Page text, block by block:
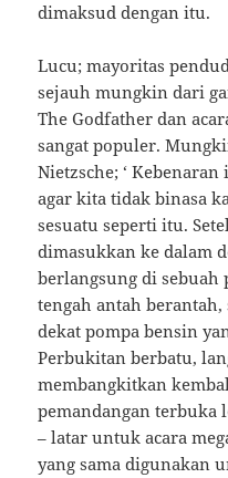
dimaksud dengan itu.
Lucu; mayoritas
sejauh mungkin dari
The Godfather dan
sangat populer.
Nietzsche; ‘
agar kita tidak binasa
sesuatu seperti itu.
dimasukkan ke dalam
berlangsung di sebuah
tengah antah
dekat pompa bensin
Perbukitan berbatu,
membangkitkan
pemandangan terbuka
– latar untuk acara
yang sama digunakan